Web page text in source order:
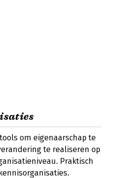
om eigenaarschap te
te realiseren op
Praktisch